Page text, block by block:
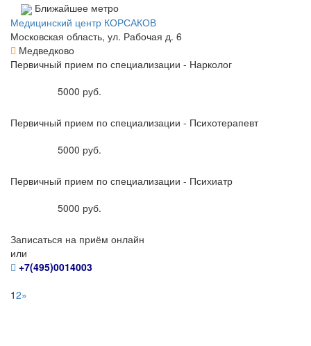
Ближайшее метро
Медицинский центр КОРСАКОВ
Московская область, ул. Рабочая д. 6
Медведково
Первичный прием по специализации - Нарколог
5000 руб.
Первичный прием по специализации - Психотерапевт
5000 руб.
Первичный прием по специализации - Психиатр
5000 руб.
Записаться на приём онлайн
или
+7(495)0014003
12»